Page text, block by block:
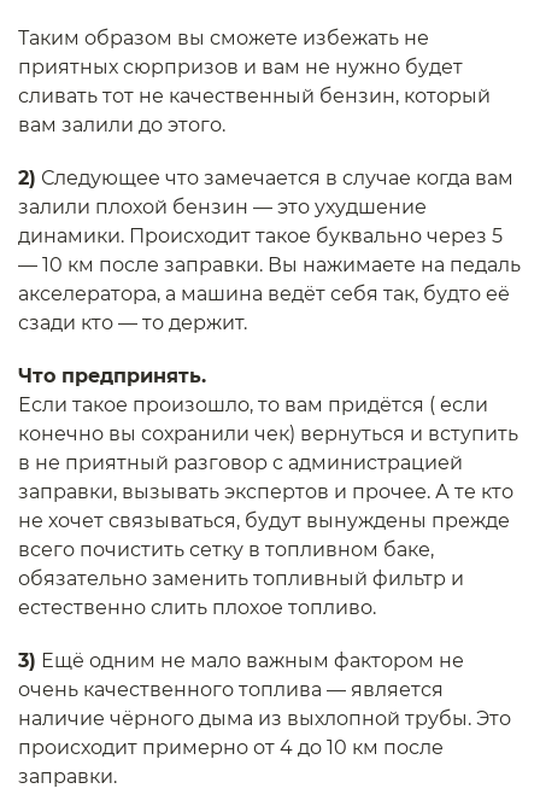
Таким образом вы сможете избежать не
приятных сюрпризов и вам не нужно будет
сливать тот не качественный бензин, который
вам залили до этого.
2) Следующее что замечается в случае когда вам
залили плохой бензин — это ухудшение
динамики. Происходит такое буквально через 5
— 10 км после заправки. Вы нажимаете на педаль
акселератора, а машина ведёт себя так, будто её
сзади кто — то держит.
Что предпринять.
Если такое произошло, то вам придётся ( если
конечно вы сохранили чек) вернуться и вступить
в не приятный разговор с администрацией
заправки, вызывать экспертов и прочее. А те кто
не хочет связываться, будут вынуждены прежде
всего почистить сетку в топливном баке,
обязательно заменить топливный фильтр и
естественно слить плохое топливо.
3) Ещё одним не мало важным фактором не
очень качественного топлива — является
наличие чёрного дыма из выхлопной трубы. Это
происходит примерно от 4 до 10 км после
заправки.